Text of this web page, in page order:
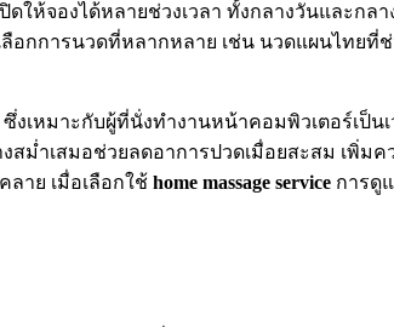
ห้จองได้หลายช่วงเวลา ทั้งกลางวันและกล
เลือกการนวดที่หลากหลาย เช่น นวดแผนไทย
เหมาะกับผู้ที่นั่งทำงานหน้าคอมพิวเตอร์เป็น
งสม่ำเสมอช่วยลดอาการปวดเมื่อยสะสม เพิ่
าย เมื่อเลือกใช้ home massage service การดู